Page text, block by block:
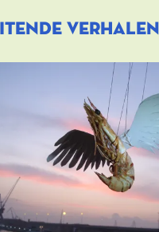
verhalen